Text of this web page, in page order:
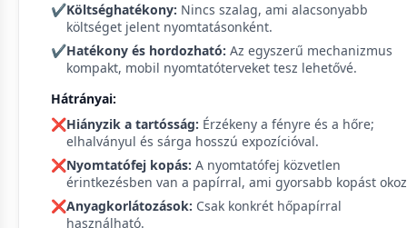
✔️Költséghatékony: Nincs szalag, ami alacsonyabb
költséget jelent nyomtatásonként.
✔️Hatékony és hordozható: Az egyszerű mechanizmus
kompakt, mobil nyomtatóterveket tesz lehetővé.
Hátrányai:
❌Hiányzik a tartósság: Érzékeny a fényre és a hőre;
elhalványul és sárga hosszú expozícióval.
❌Nyomtatófej kopás: A nyomtatófej közvetlen
érintkezésben van a papírral, ami gyorsabb kopást
❌Anyagkorlátozások: Csak konkrét hőpapírral
használható.